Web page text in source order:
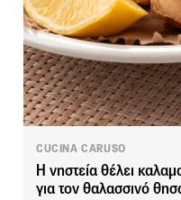
CUCINA CARUSO
Η νηστεία θέλει
για τον θαλασσινό